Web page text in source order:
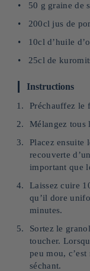
50 g graine de
200cl jus de
10cl d’huile
25cl de
Instructions
Préchauffez
Mélangez tous
Placez ensuite
recouverte
important que
Laissez cuire
qu’il dore
minutes.
Sortez le
toucher.
peu mou,
séchant.